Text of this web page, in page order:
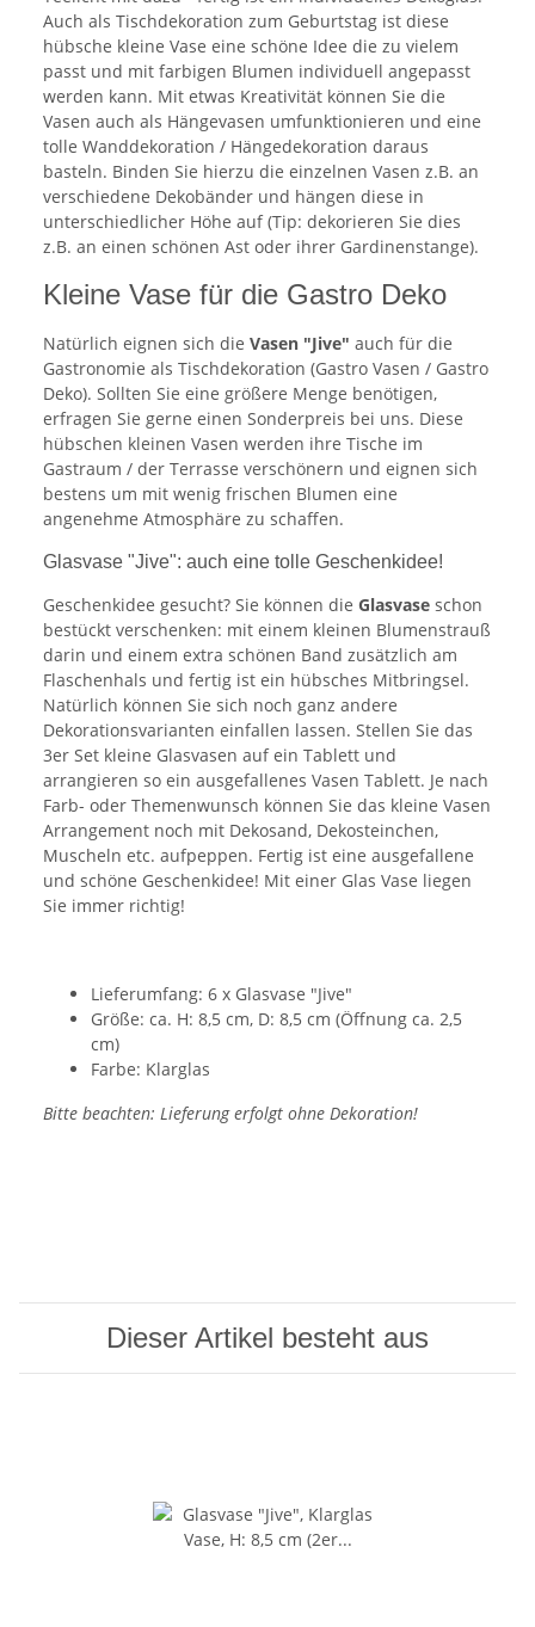
Auch als Tischdekoration zum Geburtstag ist diese
hübsche kleine Vase eine schöne Idee die zu vielem
passt und mit farbigen Blumen individuell angepasst
werden kann. Mit etwas Kreativität können Sie die
Vasen auch als Hängevasen umfunktionieren und eine
tolle Wanddekoration / Hängedekoration daraus
basteln. Binden Sie hierzu die einzelnen Vasen z.B. an
verschiedene Dekobänder und hängen diese in
unterschiedlicher Höhe auf (Tip: dekorieren Sie dies
z.B. an einen schönen Ast oder ihrer Gardinenstange).
Kleine Vase für die Gastro Deko
Natürlich eignen sich die Vasen "Jive" auch für die
Gastronomie als Tischdekoration (Gastro Vasen / Gastro
Deko). Sollten Sie eine größere Menge benötigen,
erfragen Sie gerne einen Sonderpreis bei uns. Diese
hübschen kleinen Vasen werden ihre Tische im
Gastraum / der Terrasse verschönern und eignen sich
bestens um mit wenig frischen Blumen eine
angenehme Atmosphäre zu schaffen.
Glasvase "Jive": auch eine tolle Geschenkidee!
Geschenkidee gesucht? Sie können die Glasvase schon
bestückt verschenken: mit einem kleinen Blumenstrauß
darin und einem extra schönen Band zusätzlich am
Flaschenhals und fertig ist ein hübsches Mitbringsel.
Natürlich können Sie sich noch ganz andere
Dekorationsvarianten einfallen lassen. Stellen Sie das
3er Set kleine Glasvasen auf ein Tablett und
arrangieren so ein ausgefallenes Vasen Tablett. Je nach
Farb- oder Themenwunsch können Sie das kleine Vasen
Arrangement noch mit Dekosand, Dekosteinchen,
Muscheln etc. aufpeppen. Fertig ist eine ausgefallene
und schöne Geschenkidee! Mit einer Glas Vase liegen
Sie immer richtig!
Lieferumfang: 6 x Glasvase "Jive"
Größe: ca. H: 8,5 cm, D: 8,5 cm (Öffnung ca. 2,5
cm)
Farbe: Klarglas
Bitte beachten: Lieferung erfolgt ohne Dekoration!
Dieser Artikel besteht aus